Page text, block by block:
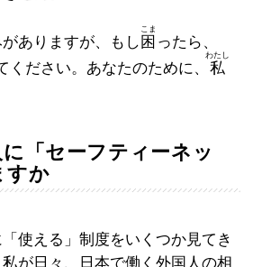
ありますが、もし 困
こま
ったら、
ください。あなたのために、 私
わたし
「セーフティーネッ
すか
使える」制度をいくつか見てき
が日々、日本で働く外国人の相